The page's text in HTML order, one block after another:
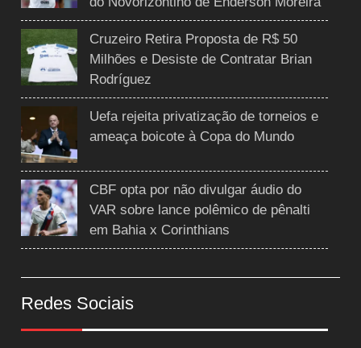
Cruzeiro Retira Proposta de R$ 50
Milhões e Desiste de Contratar Brian
Rodríguez
Uefa rejeita privatização de torneios e
ameaça boicote à Copa do Mundo
CBF opta por não divulgar áudio do
VAR sobre lance polêmico de pênalti
em Bahia x Corinthians
Redes Sociais